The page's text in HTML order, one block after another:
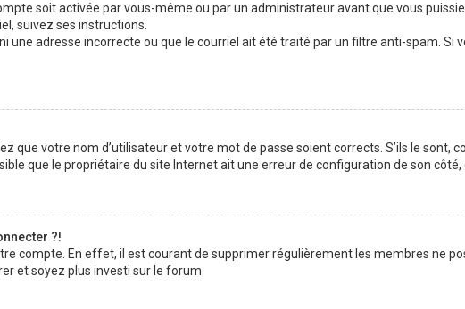
soit activée par vous-même ou par un administrateur avant que vous
suivez ses instructions.
une adresse incorrecte ou que le courriel ait été traité par un filtre anti-spam. Si
que votre nom d’utilisateur et votre mot de passe soient corrects. S’ils le sont,
que le propriétaire du site Internet ait une erreur de configuration de son côté,
?!
compte. En effet, il est courant de supprimer régulièrement les membres ne
et soyez plus investi sur le forum.